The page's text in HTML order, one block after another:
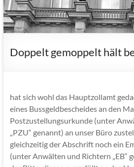
Doppelt gemoppelt hält
hat sich wohl das Hauptzollamt
eines Bussgeldbescheides an den
Postzustellungsurkunde (unter
„PZU“ genannt) an unser Büro
gleichzeitig der Abschrift noch ein
(unter Anwälten und Richtern „EB“